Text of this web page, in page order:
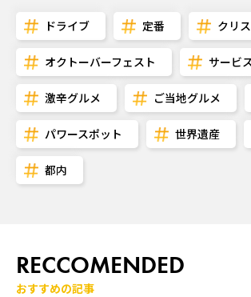
ドライブ 定番 クリ
オクトーバーフェスト サービ
激辛グルメ ご当地グルメ
パワースポット 世界遺産
都内
RECCOMENDED
おすすめの記事